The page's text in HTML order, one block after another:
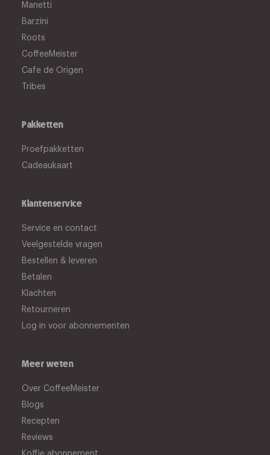
Manetti
Barzini
Roots
CoffeeMeister
Cafe de Origen
Tribes
Pakketten
Proefpakketten
Cadeaukaart
Klantenservice
Service en contact
Veelgestelde vragen
Bestellen & leveren
Betalen
Klachten
Retourneren
Log in voor abonnementen
Meer weten
Over CoffeeMeister
Blogs
Recepten
Reviews